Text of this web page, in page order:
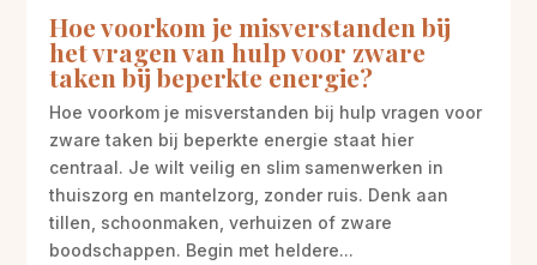
Hoe voorkom je misverstanden bij
het vragen van hulp voor zware
taken bij beperkte energie?
Hoe voorkom je misverstanden bij hulp vragen voor
zware taken bij beperkte energie staat hier
centraal. Je wilt veilig en slim samenwerken in
thuiszorg en mantelzorg, zonder ruis. Denk aan
tillen, schoonmaken, verhuizen of zware
boodschappen. Begin met heldere...